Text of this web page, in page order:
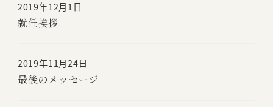
就任挨拶
2019年12月1日
最後のメッセージ
2019年11月24日